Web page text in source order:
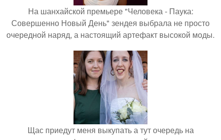
На шанхайской премьере "Человека - Паука:
Совершенно Новый День" зендея выбрала не просто
очередной наряд, а настоящий артефакт высокой моды.
Щас приедут меня выкупать а тут очередь на